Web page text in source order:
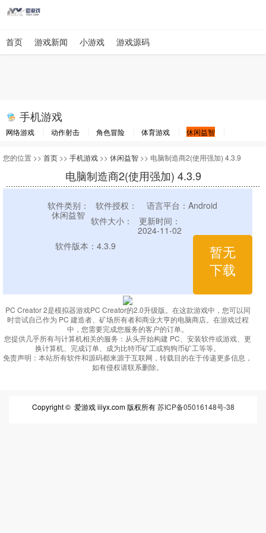
首页 游戏新闻 小游戏 游戏源码
手机游戏
网络游戏 动作射击 角色冒险 体育游戏
休闲益智
您的位置 >> 首页 >> 手机游戏 >> 休闲益智 >> 电脑制造商2(使用强加) 4.3.9
电脑制造商2(使用强加) 4.3.9
软件类别：
休闲益智
软件授权：
语言平台：Android
软件大小：
更新时间：
2024-11-02
软件版本：4.3.9
暂无
下载
PC Creator 2是模拟器游戏PC Creator的2.0升级版。在这款游戏中，您可以同
时尝试自己作为 PC 建造者、矿场所有者和商业大亨的电脑商店。在游戏过程
中，您需要完成您服务的客户的订单。
您提供几乎所有与计算机相关的服务：从头开始构建 PC、安装软件或游戏、更
换计算机、完成订单、成为比特币矿工或狗狗币矿工等等。
免责声明：本站所有软件和源码都来源于互联网，转载目的在于传递更多信息，
如有侵权请联系删除。
Copyright © 爱游戏 iiiyx.com 版权所有苏ICP备05016148号-38